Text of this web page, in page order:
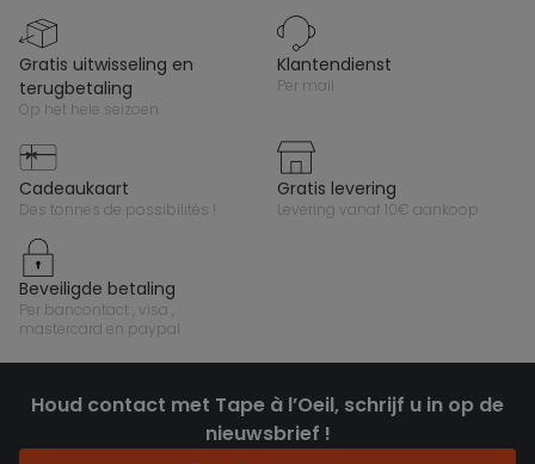
gratis uitwisseling en
terugbetaling
op het hele seizoen
klantendienst
per mail
cadeaukaart
des tonnes de possibilités !
gratis levering
levering vanaf 10€ aankoop
beveiligde betaling
per bancontact , visa ,
mastercard en paypal
Houd contact met Tape à l’Oeil, schrijf u in op de
nieuwsbrief !